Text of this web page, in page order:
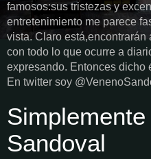
famosos:sus tristezas y
entretenimiento me parece
vista. Claro está,encontrarán
con todo lo que ocurre a
expresando. Entonces dicho
En twitter soy
Sandoval